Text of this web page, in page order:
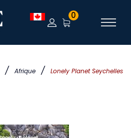
/ Afrique / Lonely Planet Seychelles
0